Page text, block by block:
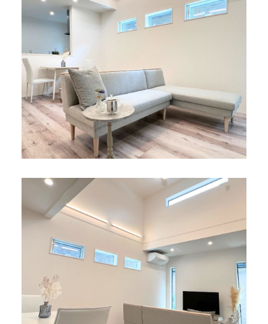
開催日：平日9:30－17:30／
土曜10:00－15:00（要予約）
定休日：第2第4土曜日および日曜祝祭日
無料相談、お問い合わせはこちら